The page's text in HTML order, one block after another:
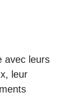
avec leurs
leur